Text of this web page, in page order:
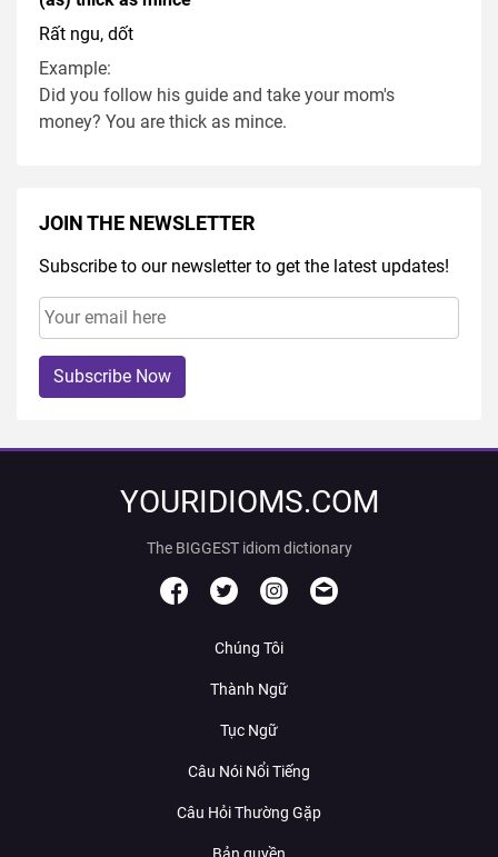
Rất ngu, dốt
Example:
Did you follow his guide and take your mom's
money? You are thick as mince.
JOIN THE NEWSLETTER
Subscribe to our newsletter to get the latest updates!
Subscribe Now
YOURIDIOMS.COM
The BIGGEST idiom dictionary
Chúng Tôi
Thành Ngữ
Tục Ngữ
Câu Nói Nổi Tiếng
Câu Hỏi Thường Gặp